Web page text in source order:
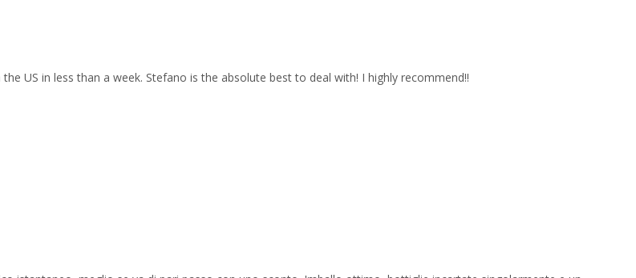
US in less than a week. Stefano is the absolute best to deal with! I highly recommend!!